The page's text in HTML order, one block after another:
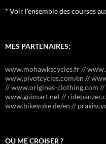
* Voir l'ensemble des courses
MES PARTENAIRES:
www.mohawkscycles.fr //
www.pivotcycles.com/en //
// www.origines-clothing.com //
www.guimart.net //
www.bikeyoke.de/en //
OÙ ME CROISER ?